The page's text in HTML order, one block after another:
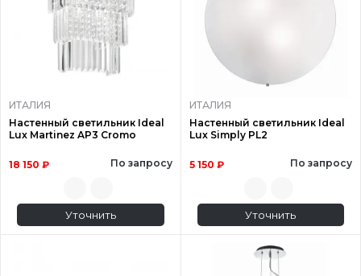
ИТАЛИЯ
Настенный светильник Ideal
Lux Martinez AP3 Cromo
18 150 ₽ По запросу
Уточнить
ИТАЛИЯ
Настенный светильник Ideal
Lux Simply PL2
5 150 ₽ По запросу
Уточнить